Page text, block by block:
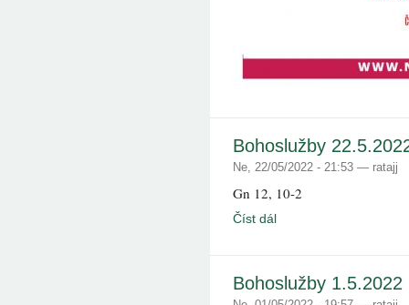
Bohoslužby
Ne, 22/05/2022 - 21:53 — ratajj
Gn 12, 10-2
Číst dál
Bohoslužby